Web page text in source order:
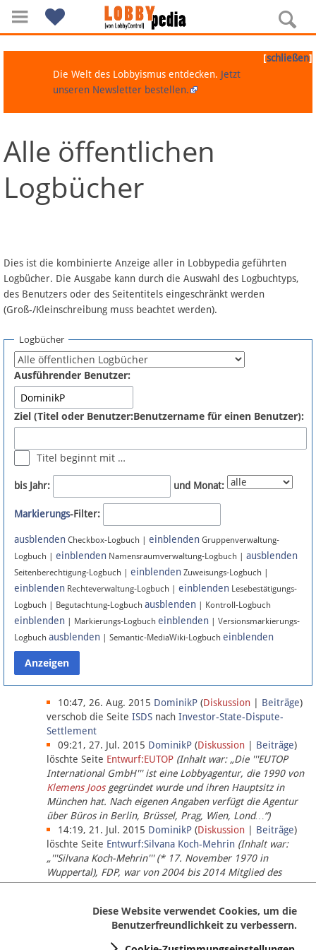
Navigation
Über Lobbypedia
Artikel nach Kategorien
FAQ
Fördermitglied werden
Fehler melden
Newsletter
Bluesky
Facebook
Instagram
Anmelden
Datenschutz
Über Lobbypedia
Impressum
[schließen]
Die Welt des Lobbyismus entdecken. Jetzt
unseren Newsletter bestellen.
Alle öffentlichen
Logbücher
Dies ist die kombinierte Anzeige aller in Lobbypedia geführten
Logbücher. Die Ausgabe kann durch die Auswahl des Logbuchtyps,
des Benutzers oder des Seitentitels eingeschränkt werden
(Groß-/Kleinschreibung muss beachtet werden).
Logbücher
Ausführender Benutzer:
Ziel (Titel oder Benutzer:Benutzername für einen Benutzer):
Titel beginnt mit …
bis Jahr: und Monat:
Markierungs-Filter:
ausblenden Checkbox-Logbuch | einblenden Gruppenverwaltung-
Logbuch | einblenden Namensraumverwaltung-Logbuch | ausblenden
Seitenberechtigung-Logbuch | einblenden Zuweisungs-Logbuch |
einblenden Rechteverwaltung-Logbuch | einblenden Lesebestätigungs-
Logbuch | Begutachtung-Logbuch ausblenden | Kontroll-Logbuch
einblenden | Markierungs-Logbuch einblenden | Versionsmarkierungs-
Logbuch ausblenden | Semantic-MediaWiki-Logbuch einblenden
10:47, 26. Aug. 2015 DominikP (Diskussion Beiträge)
verschob die Seite ISDS nach Investor-State-Dispute-
Settlement
09:21, 27. Jul. 2015 DominikP (Diskussion Beiträge)
löschte Seite Entwurf:EUTOP (Inhalt war: „Die '''EUTOP
International GmbH''' ist eine Lobbyagentur, die 1990 von
Klemens Joosgegründet wurde und ihren Hauptsitz in
München hat. Nach eigenen Angaben verfügt die Agentur
über Büros in Berlin, Brüssel, Prag, Wien, Lond…“)
14:19, 21. Jul. 2015 DominikP (Diskussion Beiträge)
löschte Seite Entwurf:Silvana Koch-Mehrin (Inhalt war:
„'''Silvana Koch-Mehrin''' (* 17. November 1970 in
Wuppertal), FDP, war von 2004 bis 2014 Mitglied des
Europäischen Parlaments, seit November 2014 ist sie für
Diese Website verwendet Cookies, um die
Benutzerfreundlichkeit zu verbessern.